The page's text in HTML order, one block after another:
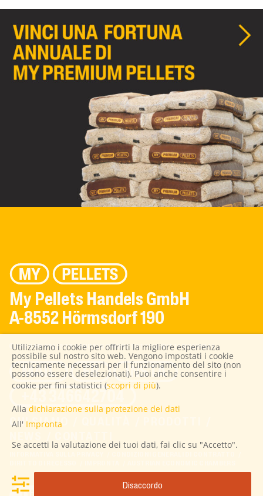
My Pellets Handels GmbH
A-8552 Hörmsdorf 190
© 2026 MY PELLETS HANDELS GMBH | TUTTI I DIRITTI RISERVATI
MAIL FB
INSTA
+43 346642704
CHI SIAMO
Utilizziamo i cookie per offrirti la migliore esperienza
possibile sul nostro sito web. Vengono impostati i cookie
tecnicamente necessari per il funzionamento del sito (non
possono essere deselezionati). Puoi anche consentire i
cookie per fini statistici (scopri di più).
Alla dichiarazione sulla protezione dei dati
All' Impronta
Se accetti la valutazione dei tuoi dati, fai clic su "Accetto".
Disaccordo